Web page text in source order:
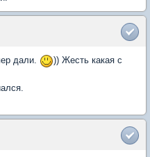
дали.
)) Жесть какая с